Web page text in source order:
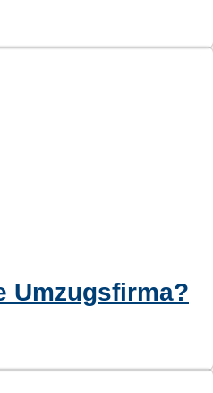
Umzugsfirma?